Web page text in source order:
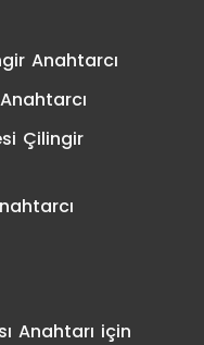
Anahtarcı
Çilingir
Anahtarı için